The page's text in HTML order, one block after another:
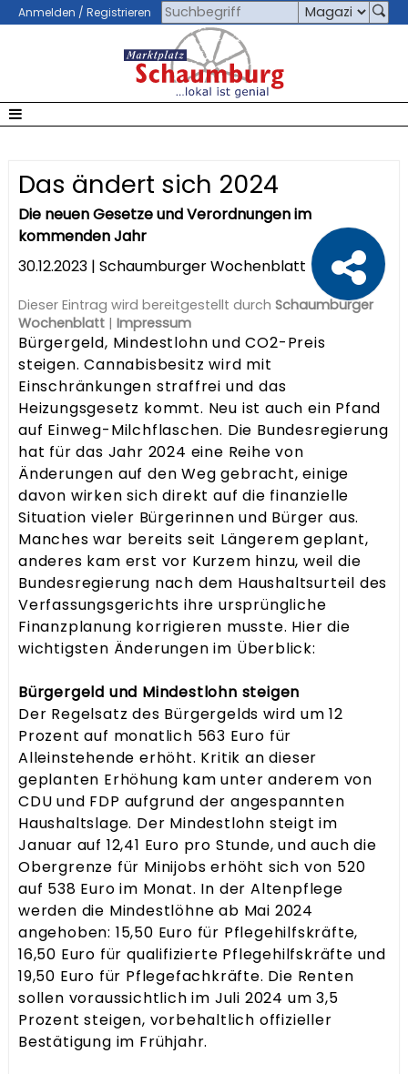
Anmelden / Registrieren
Das ändert sich 2024
Die neuen Gesetze und Verordnungen im
kommenden Jahr
30.12.2023 | Schaumburger Wochenblatt
Dieser Eintrag wird bereitgestellt durch Schaumburger
Wochenblatt | Impressum
Bürgergeld, Mindestlohn und CO2-Preis
steigen. Cannabisbesitz wird mit
Einschränkungen straffrei und das
Heizungsgesetz kommt. Neu ist auch ein Pfand
auf Einweg-Milchflaschen. Die Bundesregierung
hat für das Jahr 2024 eine Reihe von
Änderungen auf den Weg gebracht, einige
davon wirken sich direkt auf die finanzielle
Situation vieler Bürgerinnen und Bürger aus.
Manches war bereits seit Längerem geplant,
anderes kam erst vor Kurzem hinzu, weil die
Bundesregierung nach dem Haushaltsurteil des
Verfassungsgerichts ihre ursprüngliche
Finanzplanung korrigieren musste. Hier die
wichtigsten Änderungen im Überblick:
Bürgergeld und Mindestlohn steigen
Der Regelsatz des Bürgergelds wird um 12
Prozent auf monatlich 563 Euro für
Alleinstehende erhöht. Kritik an dieser
geplanten Erhöhung kam unter anderem von
CDU und FDP aufgrund der angespannten
Haushaltslage. Der Mindestlohn steigt im
Januar auf 12,41 Euro pro Stunde, und auch die
Obergrenze für Minijobs erhöht sich von 520
auf 538 Euro im Monat. In der Altenpflege
werden die Mindestlöhne ab Mai 2024
angehoben: 15,50 Euro für Pflegehilfskräfte,
16,50 Euro für qualifizierte Pflegehilfskräfte und
19,50 Euro für Pflegefachkräfte. Die Renten
sollen voraussichtlich im Juli 2024 um 3,5
Prozent steigen, vorbehaltlich offizieller
Bestätigung im Frühjahr.